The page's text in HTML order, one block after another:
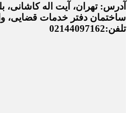
آدرس: تهران، آیت اله کاشانی،
تلفن:02144097162